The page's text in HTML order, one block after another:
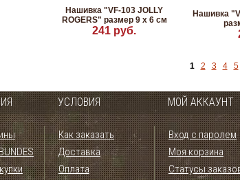
Нашивка "VF-103 JOLLY
ROGERS" размер 9 x 6 см
241 руб.
Нашивка
1 2 3 4 5
УСЛОВИЯ МОЙ АККАУНТ
Как заказать
Доставка
Оплата
Вход с паролем
Моя корзина
Статусы